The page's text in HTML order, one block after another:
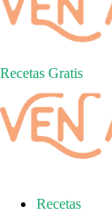
Recetas Gratis
Recetas